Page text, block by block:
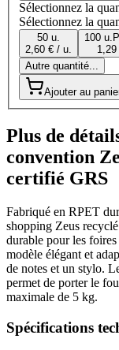
Sélectionnez la
Sélectionnez la
50 u.
2,60 € / u.
100 u.
Autre quantité...
Ajouter au
Plus de
convention
certifié GRS
Fabriqué en RPET
shopping Zeus
durable pour les
modèle élégant et
de notes et un stylo.
permet de porter le
maximale de 5 kg.
Spécifications